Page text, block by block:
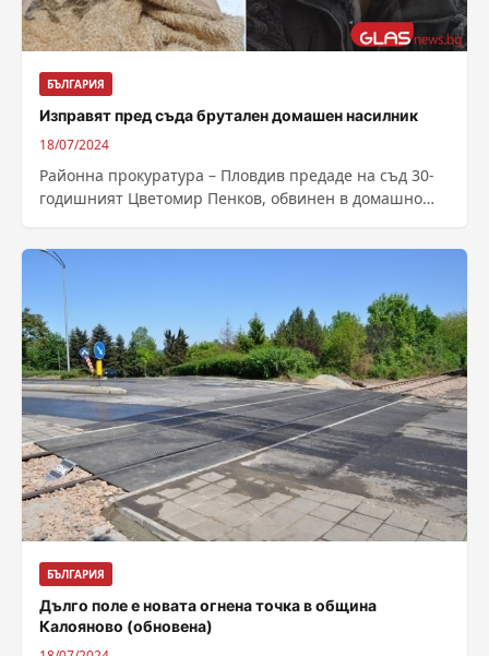
БЪЛГАРИЯ
Изправят пред съда брутален домашен насилник
18/07/2024
Районна прокуратура – Пловдив предаде на съд 30-
годишният Цветомир Пенков, обвинен в домашно
БЪЛГАРИЯ
Дълго поле е новата огнена точка в община
Калояново (обновена)